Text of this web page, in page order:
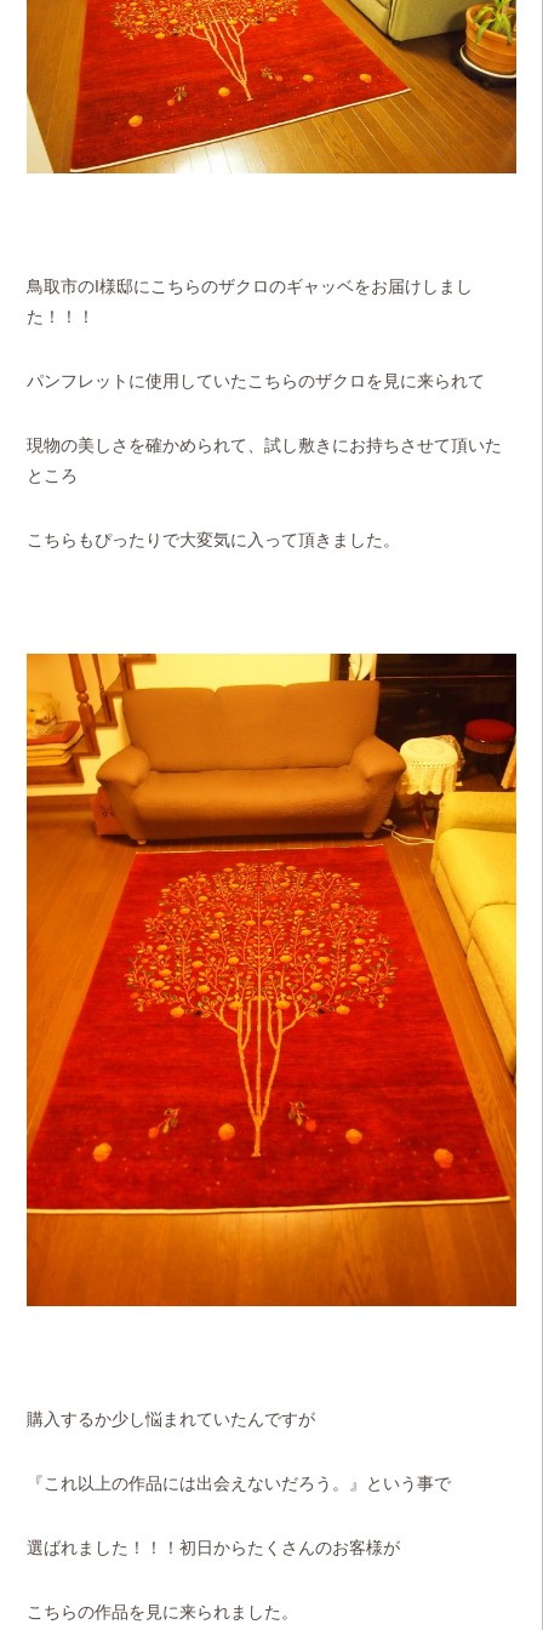
鳥取市のI様邸にこちらのザクロのギャッベをお届けしまし
た！！！
パンフレットに使用していたこちらのザクロを見に来られて
現物の美しさを確かめられて、試し敷きにお持ちさせて頂いた
ところ
こちらもぴったりで大変気に入って頂きました。
購入するか少し悩まれていたんですが
『これ以上の作品には出会えないだろう。』という事で
選ばれました！！！初日からたくさんのお客様が
こちらの作品を見に来られました。